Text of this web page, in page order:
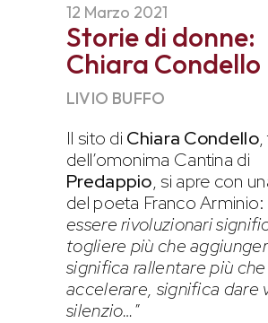
12 Marzo 2021
Storie di donne:
Chiara Condello
LIVIO BUFFO
Il sito di Chiara Condello,
dell’omonima Cantina di
Predappio, si apre con
del poeta Franco Arminio:
essere rivoluzionari
togliere più che
significa rallentare più che
accelerare, significa dare
silenzio…”